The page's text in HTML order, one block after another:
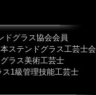
ドグラス協会会員
ステンドグラス工芸士会
ラス美術工芸士
ス1級管理技能工芸士